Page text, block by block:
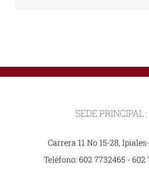
SEDE PRINCIPAL :
Carrera 11 No 15-28,
Teléfono: 602 7732465 - 602